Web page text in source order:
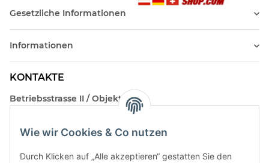
Wie wir Cookies & Co nutzen
Durch Klicken auf „Alle akzeptieren“ gestatten Sie den
Gesetzliche Informationen
Informationen
KONTAKTE
Betriebsstrasse II / Objekt 17
Kontakt